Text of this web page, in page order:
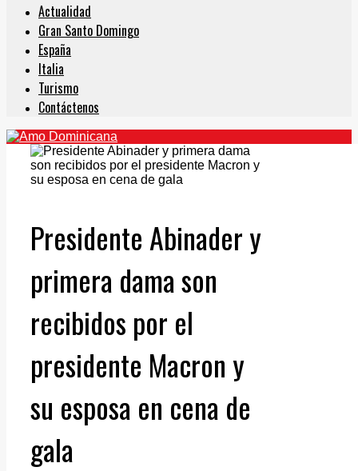
Actualidad
Gran Santo Domingo
España
Italia
Turismo
Contáctenos
Presidente Abinader y
primera dama son
recibidos por el
presidente Macron y
su esposa en cena de
gala